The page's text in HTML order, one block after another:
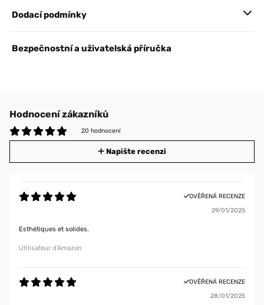
Dodací podmínky
Bezpečnostní a uživatelská příručka
Hodnocení zákazníků
20 hodnocení
Napište recenzi
OVĚŘENÁ RECENZE
29/01/2025
Esthétiques et solides.
Utilisateur d'Amazon
OVĚŘENÁ RECENZE
28/01/2025